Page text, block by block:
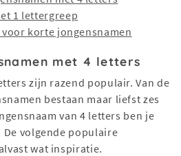
1 lettergreep
korte jongensnamen
met 4 letters
zijn razend populair. Van de
bestaan maar liefst zes
van 4 letters ben je
volgende populaire
wat inspiratie.